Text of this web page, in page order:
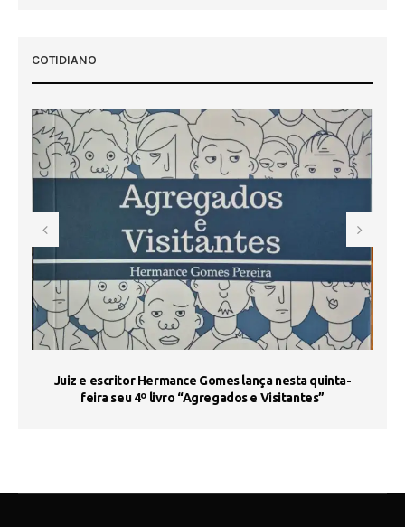
COTIDIANO
Juiz e escritor Hermance Gomes lança nesta quinta-
feira seu 4º livro “Agregados e Visitantes”